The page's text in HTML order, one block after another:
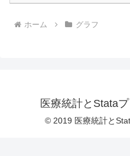
ホーム グラフ
医療統計とStata
© 2019 医療統計と